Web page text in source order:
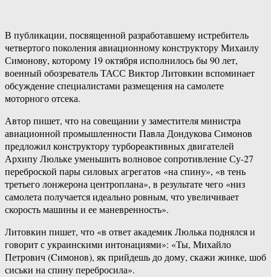
В публикации, посвященной разработавшему истребитель
четвертого поколения авиационному конструктору Михаилу
Симонову, которому 19 октября исполнилось бы 90 лет,
военный обозреватель ТАСС Виктор Литовкин вспоминает
обсуждение специалистами размещения на самолете
моторного отсека.
Автор пишет, что на совещании у заместителя министра
авиационной промышленности Павла Дондукова Симонов
предложил конструктору турбореактивных двигателей
Архипу Люльке уменьшить волновое сопротивление Су-27
переброской пары силовых агрегатов «на спину», «в тень
третьего лонжерона центроплана», в результате чего «низ
самолета получается идеально ровным, что увеличивает
скорость машины и ее маневренность».
Литовкин пишет, что «в ответ академик Люлька поднялся и
говорит с украинскими интонациями»: «Ты, Михайло
Петрович (Cимонов), як прийдешь до дому, скажи жинке, шоб
сиськи на спину перебросила».